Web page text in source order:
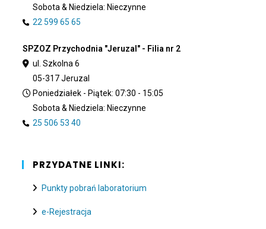
Sobota & Niedziela: Nieczynne
22 599 65 65
SPZOZ Przychodnia "Jeruzal" - Filia nr 2
ul. Szkolna 6
05-317 Jeruzal
Poniedziałek - Piątek: 07:30 - 15:05
Sobota & Niedziela: Nieczynne
25 506 53 40
PRZYDATNE LINKI:
Punkty pobrań laboratorium
e-Rejestracja